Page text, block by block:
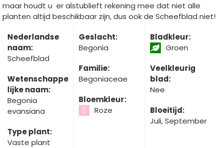
maar houdt u er alstublieft rekening mee dat niet alle
planten altijd beschikbaar zijn, dus ook de Scheefblad niet!
Nederlandse
naam:
Scheefblad
Wetenschappe
lijke naam:
Begonia
evansiana
Type plant:
Vaste plant
Geslacht:
Begonia
Familie:
Begoniaceae
Bloemkleur:
Roze
Bladkleur:
Groen
Veelkleurig
blad:
Nee
Bloeitijd:
Juli, September